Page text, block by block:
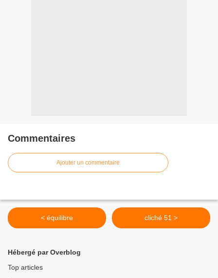
Commentaires
Ajouter un commentaire
< équilibre cliché 51 >
Hébergé par Overblog
Top articles